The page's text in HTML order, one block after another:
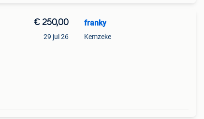
€ 250,00
29 jul 26
franky
Kemzeke